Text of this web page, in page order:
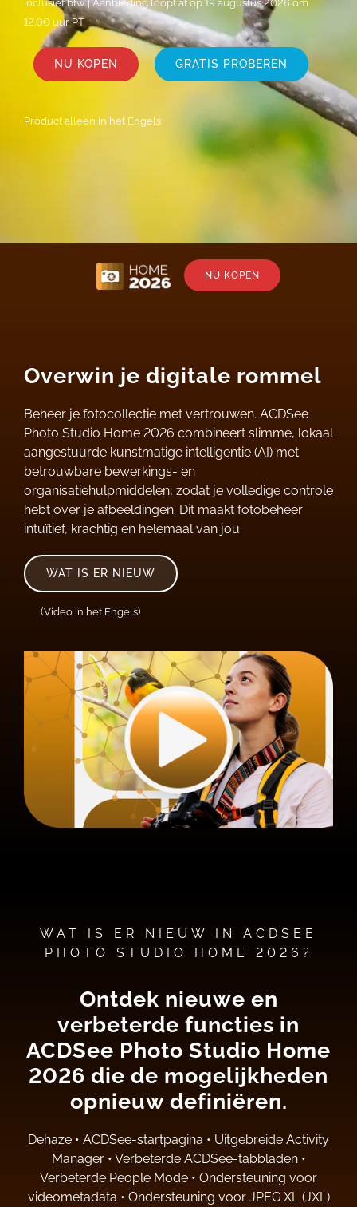
Inclusief btw | Aanbieding loopt af op 19 augustus 2026 om
12.00 uur PT
NU KOPEN GRATIS PROBEREN
Product alleen in het Engels
NU KOPEN
Overwin je digitale rommel
Beheer je fotocollectie met vertrouwen. ACDSee
Photo Studio Home 2026 combineert slimme, lokaal
aangestuurde kunstmatige intelligentie (AI) met
betrouwbare bewerkings- en
organisatiehulpmiddelen, zodat je volledige controle
hebt over je afbeeldingen. Dit maakt fotobeheer
intuïtief, krachtig en helemaal van jou.
WAT IS ER NIEUW
(Video in het Engels)
WAT IS ER NIEUW IN ACDSEE
PHOTO STUDIO HOME 2026?
Ontdek nieuwe en
verbeterde functies in
ACDSee Photo Studio Home
2026 die de mogelijkheden
opnieuw definiëren.
Dehaze • ACDSee-startpagina • Uitgebreide Activity
Manager• Verbeterde ACDSee-tabbladen•
Verbeterde People Mode • Ondersteuning voor
videometadata • Ondersteuning voor JPEG XL (JXL)